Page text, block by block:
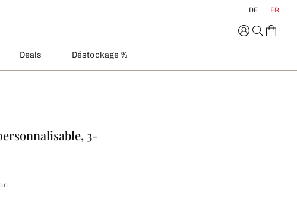
DE FR
Deals Déstockage %
3-